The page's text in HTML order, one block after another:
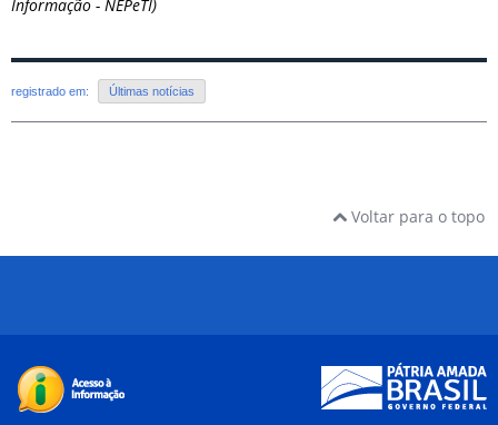
Informação - NEPeTI)
registrado em: Últimas notícias
Voltar para o topo